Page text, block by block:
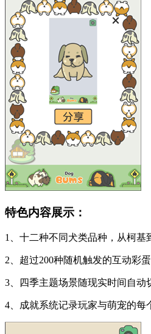
特色内容展示：
1、十二种不同犬类品种，从柯基
2、超过200种随机触发的互动彩
3、四季主题场景随现实时间自动
4、成就系统记录玩家与萌宠的每